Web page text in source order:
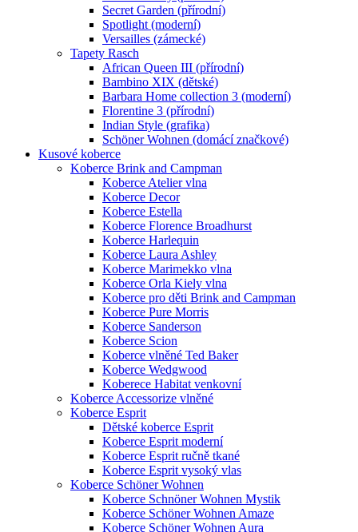
Secret Garden (přírodní)
Spotlight (moderní)
Versailles (zámecké)
Tapety Rasch
African Queen III (přírodní)
Bambino XIX (dětské)
Barbara Home collection 3 (moderní)
Florentine 3 (přírodní)
Indian Style (grafika)
Schöner Wohnen (domácí značkové)
Kusové koberce
Koberce Brink and Campman
Koberce Atelier vlna
Koberce Decor
Koberce Estella
Koberce Florence Broadhurst
Koberce Harlequin
Koberce Laura Ashley
Koberce Marimekko vlna
Koberce Orla Kiely vlna
Koberce pro děti Brink and Campman
Koberce Pure Morris
Koberce Sanderson
Koberce Scion
Koberce vlněné Ted Baker
Koberce Wedgwood
Koberece Habitat venkovní
Koberce Accessorize vlněné
Koberce Esprit
Dětské koberce Esprit
Koberce Esprit moderní
Koberce Esprit ručně tkané
Koberce Esprit vysoký vlas
Koberce Schöner Wohnen
Koberce Schnöner Wohnen Mystik
Koberce Schöner Wohnen Amaze
Koberce Schöner Wohnen Aura